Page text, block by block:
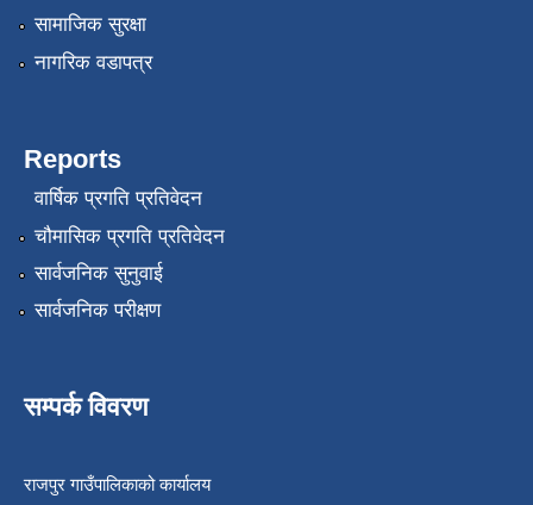
सामाजिक सुरक्षा
नागरिक वडापत्र
Reports
वार्षिक प्रगति प्रतिवेदन
चौमासिक प्रगति प्रतिवेदन
सार्वजनिक सुनुवाई
सार्वजनिक परीक्षण
सम्पर्क विवरण
राजपुर गाउँपालिकाको कार्यालय